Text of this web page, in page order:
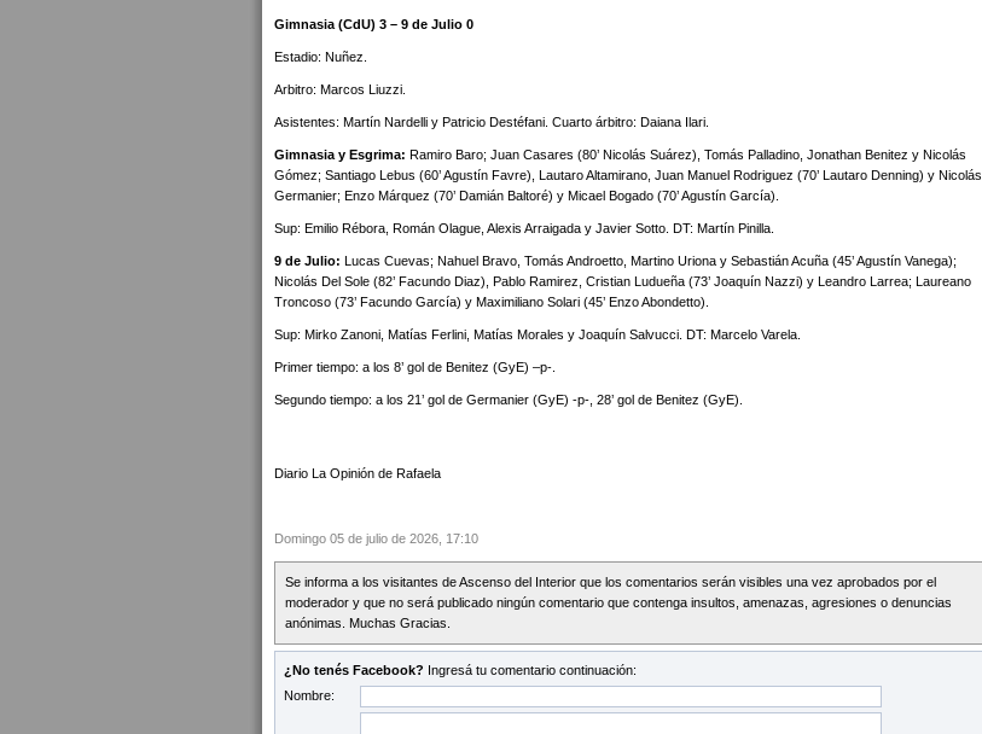
Gimnasia (CdU) 3 – 9 de Julio 0
Estadio: Nuñez.
Arbitro: Marcos Liuzzi.
Asistentes: Martín Nardelli y Patricio Destéfani. Cuarto árbitro: Daiana Ilari.
Gimnasia y Esgrima: Ramiro Baro; Juan Casares (80’ Nicolás Suárez), Tomás Palladino, Jonathan Benitez y Nicolás
Gómez; Santiago Lebus (60’ Agustín Favre), Lautaro Altamirano, Juan Manuel Rodriguez (70’ Lautaro Denning) y Nicolás
Germanier; Enzo Márquez (70’ Damián Baltoré) y Micael Bogado (70’ Agustín García).
Sup: Emilio Rébora, Román Olague, Alexis Arraigada y Javier Sotto. DT: Martín Pinilla.
9 de Julio: Lucas Cuevas; Nahuel Bravo, Tomás Androetto, Martino Uriona y Sebastián Acuña (45’ Agustín Vanega);
Nicolás Del Sole (82’ Facundo Diaz), Pablo Ramirez, Cristian Ludueña (73’ Joaquín Nazzi) y Leandro Larrea; Laureano
Troncoso (73’ Facundo García) y Maximiliano Solari (45’ Enzo Abondetto).
Sup: Mirko Zanoni, Matías Ferlini, Matías Morales y Joaquín Salvucci. DT: Marcelo Varela.
Primer tiempo: a los 8’ gol de Benitez (GyE) –p-.
Segundo tiempo: a los 21’ gol de Germanier (GyE) -p-, 28’ gol de Benitez (GyE).
Diario La Opinión de Rafaela
Domingo 05 de julio de 2026, 17:10
Se informa a los visitantes de Ascenso del Interior que los comentarios serán visibles una vez aprobados por el
moderador y que no será publicado ningún comentario que contenga insultos, amenazas, agresiones o denuncias
anónimas. Muchas Gracias.
¿No tenés Facebook? Ingresá tu comentario continuación:
Nombre: